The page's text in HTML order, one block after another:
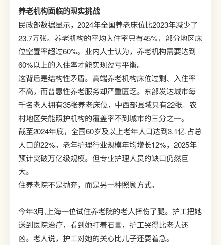
养老机构面临的现实挑战
民政部数据显示，2024年全国养老床位比2023年减少了
23.7万张。养老机构的平均入住率只有45%，部分地区床
位空置率超过60%。业内人士认为，养老机构需要达到
60%以上的入住率才能实现盈亏平衡。
这背后是结构性矛盾。高端养老机构床位过剩、入住率
不高，而普惠性养老服务却严重匮乏。东部发达城市每
千名老人拥有35张养老床位，中西部县域只有22张。农
村地区失能照护机构的覆盖率不到城市的三分之一。
截至2024年底，全国60岁及以上老年人口达到3.1亿,占总
人口的22%。老年护理行业规模年均增长12%，2025年
预计突破万亿级规模。但专业护理人员的缺口仍然巨
大。
住养老院不是抛弃，而是另一种照顾方式。
今年3月,上海一位试住养老院的老人摔伤了腿。护工把她
送到医院治疗，看到她打着石膏，护工哭得比老人还
凶。老人说，护工对她的关心比儿子还要着急。